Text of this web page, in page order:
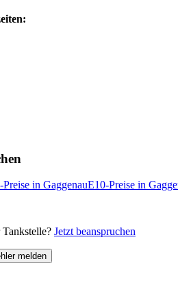
Preise in GaggenauE10-Preise in
Jetzt beanspruchen
melden